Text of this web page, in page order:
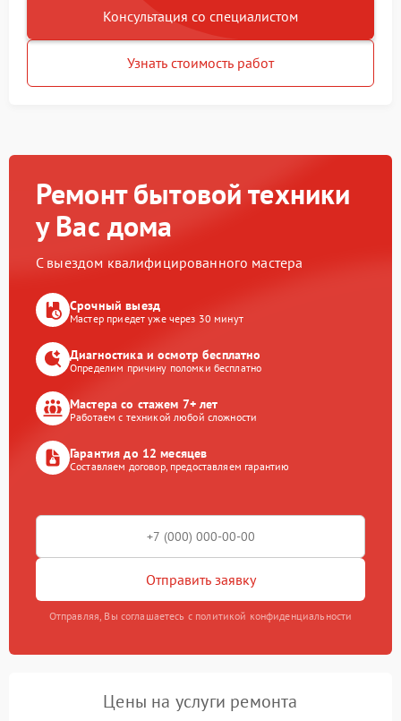
Консультация со специалистом
Узнать стоимость работ
Ремонт бытовой техники
у Вас дома
С выездом квалифицированного мастера
Срочный выезд
Мастер приедет уже через 30 минут
Диагностика и осмотр бесплатно
Определим причину поломки бесплатно
Мастера со стажем 7+ лет
Работаем с техникой любой сложности
Гарантия до 12 месяцев
Составляем договор, предоставляем гарантию
Отправить заявку
Отправляя, Вы соглашаетесь с политикой конфиденциальности
Цены на услуги ремонта